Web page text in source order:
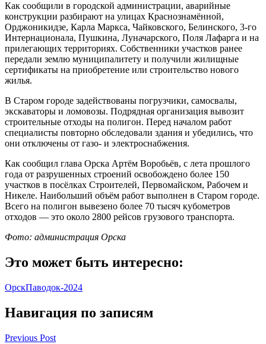
Как сообщили в городской администрации, аварийные
конструкции разбирают на улицах Краснознамённой,
Орджоникидзе, Карла Маркса, Чайковского, Белинского, 3-го
Интернационала, Пушкина, Луначарского, Поля Лафарга и на
прилегающих территориях. Собственники участков ранее
передали землю муниципалитету и получили жилищные
сертификаты на приобретение или строительство нового
жилья.
В Старом городе задействованы погрузчики, самосвалы,
экскаваторы и ломовозы. Подрядная организация вывозит
строительные отходы на полигон. Перед началом работ
специалисты повторно обследовали здания и убедились, что
они отключены от газо- и электроснабжения.
Как сообщил глава Орска Артём Воробьёв, с лета прошлого
года от разрушенных строений освобождено более 150
участков в посёлках Строителей, Первомайском, Рабочем и
Никеле. Наибольший объём работ выполнен в Старом городе.
Всего на полигон вывезено более 70 тысяч кубометров
отходов — это около 2800 рейсов грузового транспорта.
Фото: администрация Орска
Это может быть интересно:
ОрскПаводок-2024
Навигация по записям
Previous Post